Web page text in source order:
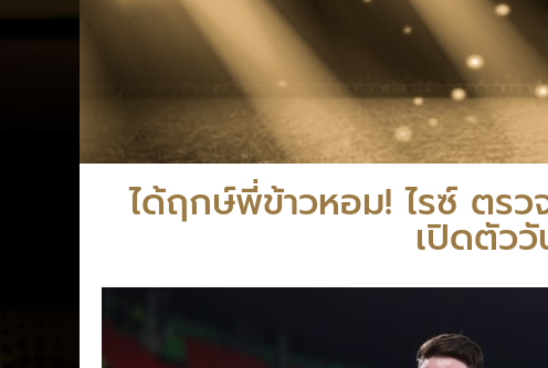
ได้ฤกษ์พี่ข้าวหอม! ไรซ์ ตร
เปิดตัววั